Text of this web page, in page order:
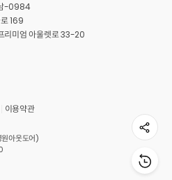
-0984
169
리미엄 아울렛로 33-20
이용약관
아웃도어)